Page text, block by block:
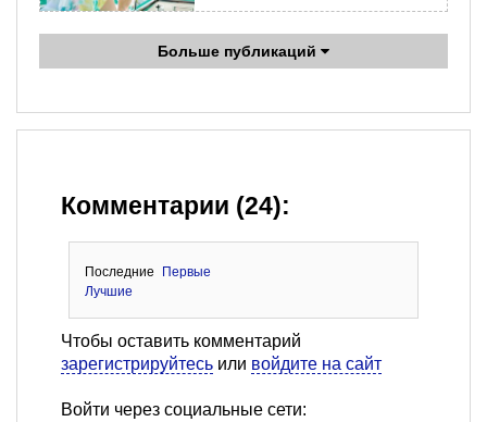
Больше публикаций
Комментарии (24):
Последние
Первые
Лучшие
Чтобы оставить комментарий
зарегистрируйтесь или войдите на сайт
Войти через социальные сети: